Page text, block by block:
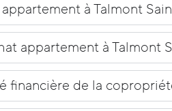
à Talmont
appartement à Talmont
financière de la